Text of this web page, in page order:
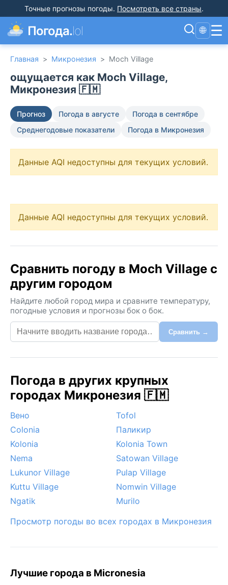
Точные прогнозы погоды. Посмотреть все страны.
Погода.lol 🌐 ☰
Главная > Микронезия > Moch Village
ощущается как Moch Village,
Микронезия 🇫🇲
Прогноз Погода в августе
Погода в сентябре
Среднегодовые показатели
Погода в Микронезия
Данные AQI недоступны для текущих условий.
Данные AQI недоступны для текущих условий.
Сравнить погоду в Moch Village с
другим городом
Найдите любой город мира и сравните температуру,
погодные условия и прогнозы бок о бок.
Сравнить →
Погода в других крупных
городах Микронезия 🇫🇲
Вено
Tofol
Colonia
Паликир
Kolonia
Kolonia Town
Nema
Satowan Village
Lukunor Village
Pulap Village
Kuttu Village
Nomwin Village
Ngatik
Murilo
Просмотр погоды во всех городах в Микронезия
Лучшие города в Micronesia